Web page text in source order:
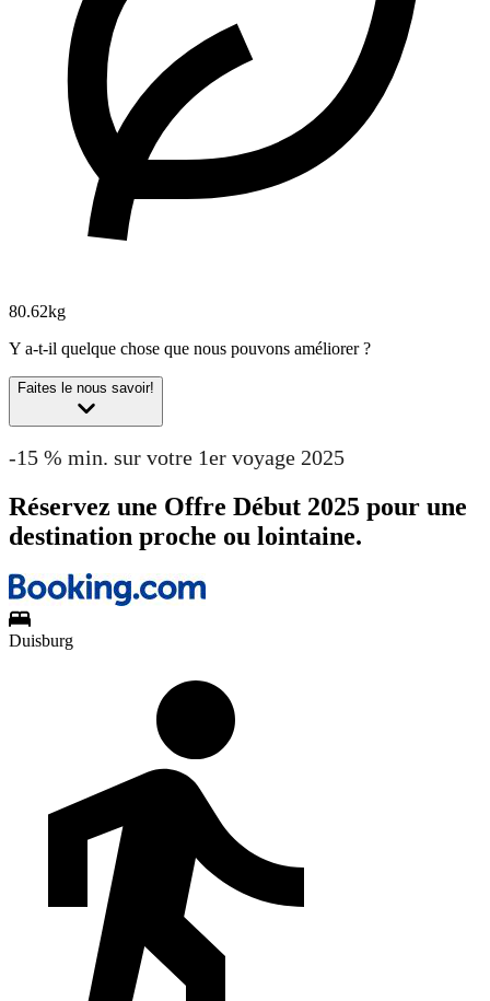
80.62kg
Y a-t-il quelque chose que nous pouvons améliorer ?
Faites le nous savoir!
-15 % min. sur votre 1er voyage 2025
Réservez une Offre Début 2025 pour une
destination proche ou lointaine.
Duisburg